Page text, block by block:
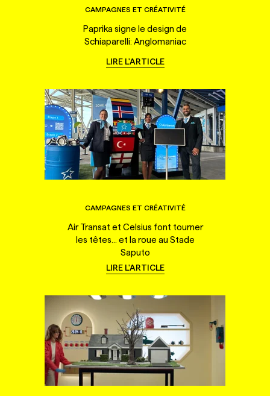
CAMPAGNES ET CRÉATIVITÉ
Paprika signe le design de
Schiaparelli: Anglomaniac
LIRE L'ARTICLE
CAMPAGNES ET CRÉATIVITÉ
Air Transat et Celsius font tourner
les têtes... et la roue au Stade
Saputo
LIRE L'ARTICLE